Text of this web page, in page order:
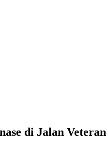
di Jalan Veteran